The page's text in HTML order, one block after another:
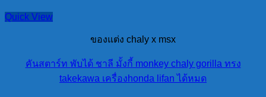
Quick View
ของแต่ง chaly x msx
คันสตาร์ท พับได้ ชาลี มั้งกี้ monkey chaly gorilla ทรง
takekawa เครื่องhonda lifan ได้หมด